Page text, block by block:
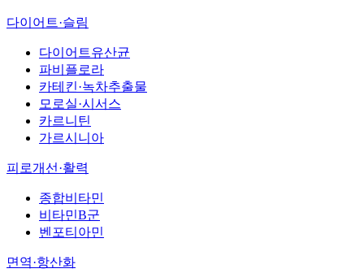
다이어트·슬림
다이어트유산균
파비플로라
카테킨·녹차추출물
모로실·시서스
카르니틴
가르시니아
피로개선·활력
종합비타민
비타민B군
벤포티아민
면역·항산화